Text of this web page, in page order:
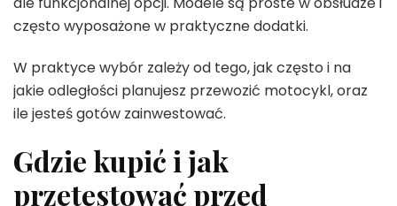
często wyposażone w praktyczne dodatki.
W praktyce wybór zależy od tego, jak często i na
jakie odległości planujesz przewozić motocykl, oraz
ile jesteś gotów zainwestować.
Gdzie kupić i jak
przetestować przed